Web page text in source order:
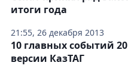
21:55, 26 декабря 2013
итоги года
10 главных событий
версии КазТАГ